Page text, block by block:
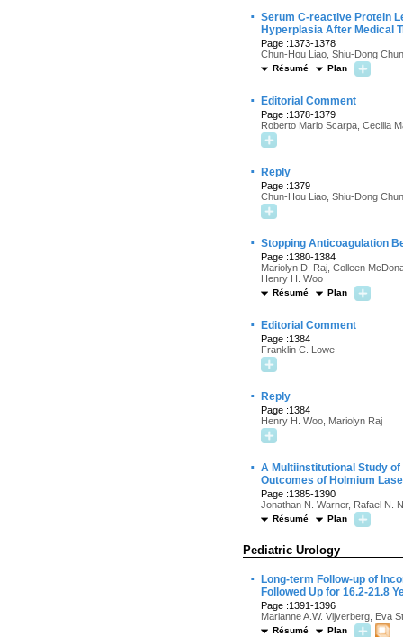
· Serum C-reactive Protein
Hyperplasia After Medical
Page :1373-1378
Chun-Hou Liao, Shiu-Dong
Résumé Plan
· Editorial Comment
Page :1378-1379
Roberto Mario Scarpa, Cecilia
· Reply
Page :1379
Chun-Hou Liao, Shiu-Dong
· Stopping Anticoagulation
Page :1380-1384
Mariolyn D. Raj, Colleen
Henry H. Woo
Résumé Plan
· Editorial Comment
Page :1384
Franklin C. Lowe
· Reply
Page :1384
Henry H. Woo, Mariolyn Raj
· A Multiinstitutional Study
Outcomes of Holmium
Page :1385-1390
Jonathan N. Warner, Rafael N.
Résumé Plan
Pediatric Urology
·
Long-term Follow-up of
Followed Up for 16.2-21.8
Page :1391-1396
Marianne A.W. Vijverberg, Eva
Résumé Plan